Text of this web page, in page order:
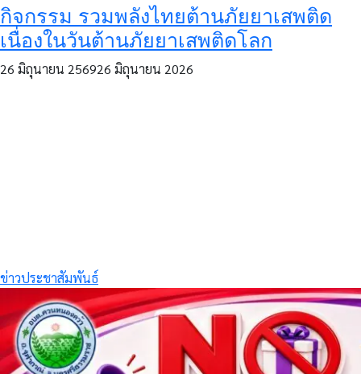
กิจกรรม รวมพลังไทยต้านภัยยาเสพติด
เนื่องในวันต้านภัยยาเสพติดโลก
26 มิถุนายน 256926 มิถุนายน 2026
ข่าวประชาสัมพันธ์